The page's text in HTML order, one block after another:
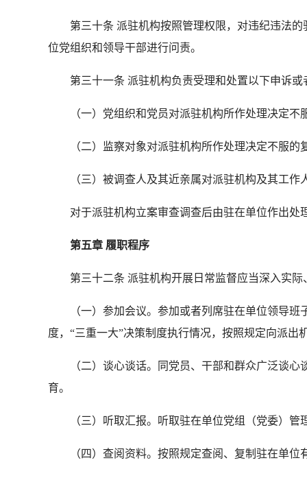
第三十条 派驻机构按照管理权限，对违纪违法的
位党组织和领导干部进行问责。
第三十一条 派驻机构负责受理和处置以下申诉或
（一）党组织和党员对派驻机构所作处理决定不
（二）监察对象对派驻机构所作处理决定不服的
（三）被调查人及其近亲属对派驻机构及其工作
对于派驻机构立案审查调查后由驻在单位作出处
第五章 履职程序
第三十二条 派驻机构开展日常监督应当深入实际
（一）参加会议。参加或者列席驻在单位领导班
度，“三重一大”决策制度执行情况，按照规定向派出
（二）谈心谈话。同党员、干部和群众广泛谈心
育。
（三）听取汇报。听取驻在单位党组（党委）管
（四）查阅资料。按照规定查阅、复制驻在单位